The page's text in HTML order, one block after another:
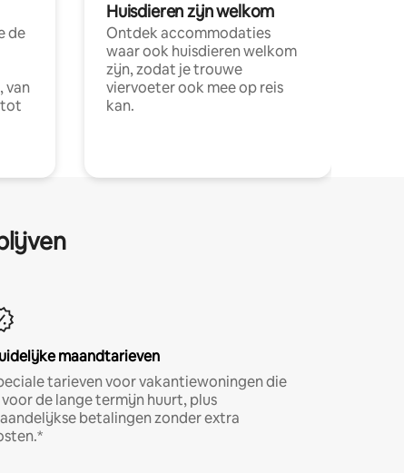
de
van
tot
Huisdieren zijn welkom
Ontdek accommodaties
waar ook huisdieren welkom
zijn, zodat je trouwe
viervoeter ook mee op reis
kan.
maandtarieven
tarieven voor vakantiewoningen die
voor de lange termijn huurt, plus
betalingen zonder extra